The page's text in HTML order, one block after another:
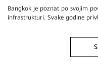
Bangkok je poznat po svojim
infrastrukturi. Svake godine